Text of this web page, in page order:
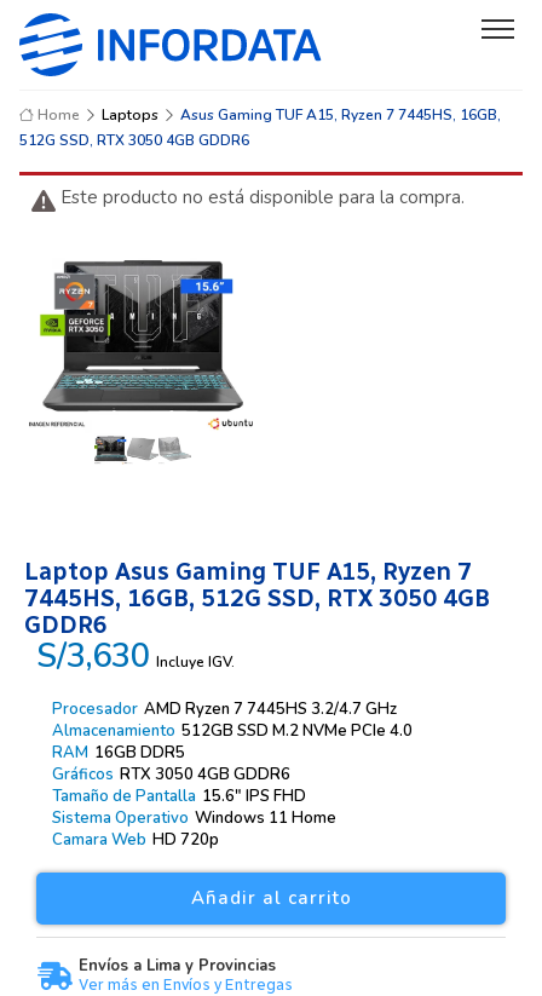
Home Laptops
Asus Gaming TUF A15, Ryzen 7 7445HS, 16GB,
512G SSD, RTX 3050 4GB GDDR6
Este producto no está disponible para la compra.
Laptop Asus Gaming TUF A15, Ryzen 7
7445HS, 16GB, 512G SSD, RTX 3050 4GB
GDDR6
Procesador AMD Ryzen 7 7445HS 3.2/4.7 GHz
Almacenamiento 512GB SSD M.2 NVMe PCIe 4.0
RAM 16GB DDR5
Gráficos RTX 3050 4GB GDDR6
Tamaño de Pantalla 15.6″ IPS FHD
Sistema Operativo Windows 11 Home
Camara Web HD 720p
S/3,630 Incluye IGV.
Añadir al carrito
Envíos a Lima y Provincias
Ver más en Envíos y Entregas